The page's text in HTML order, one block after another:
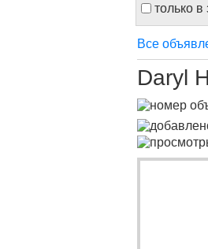
только в
Все
Daryl